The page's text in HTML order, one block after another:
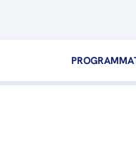
PROGRAMMA